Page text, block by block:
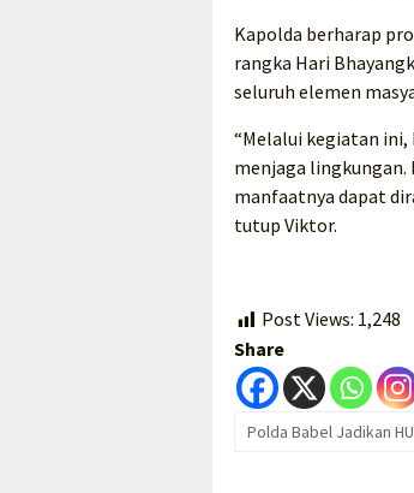
Kapolda berharap
rangka Hari
seluruh elemen
“Melalui kegiatan
menjaga lingkungan.
manfaatnya dapat
tutup Viktor.
Post Views: 1,248
Share
Polda Babel Jadikan